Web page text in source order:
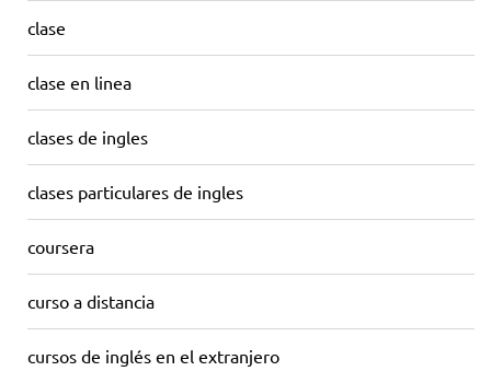
clase
clase en linea
clases de ingles
clases particulares de ingles
coursera
curso a distancia
cursos de inglés en el extranjero